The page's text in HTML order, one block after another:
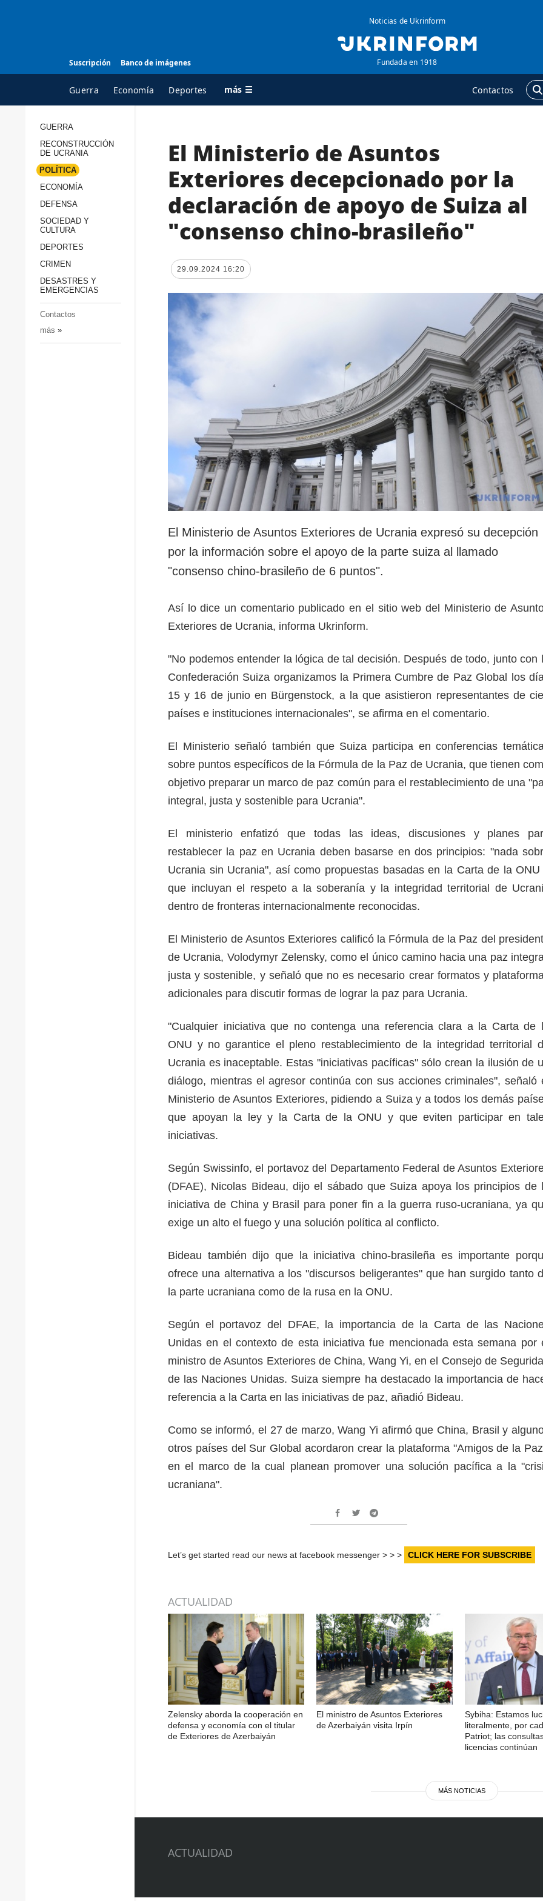
Suscripción Banco de imágenes
Noticias de Ukrinform
Fundada en 1918
Guerra Economía Deportes más ☰ Contactos
TODAS LAS
Reconstrucción de
Sociedad y Cultura
Desastres y emergencias
AGENCIA
sobre la agencia
contacto
condiciones de
suscripción
servicios
ADICIONAL
Publicaciones
Entrevistas
Fotos
GUERRA
RECONSTRUCCIÓN
DE UCRANIA
POLÍTICA
ECONOMÍA
DEFENSA
SOCIEDAD Y
CULTURA
DEPORTES
CRIMEN
DESASTRES Y
EMERGENCIAS
Contactos
más »
El Ministerio de Asuntos
Exteriores decepcionado por la
declaración de apoyo de Suiza al
"consenso chino-brasileño"
29.09.2024 16:20
El Ministerio de Asuntos Exteriores de Ucrania expresó su decepción
por la información sobre el apoyo de la parte suiza al llamado
"consenso chino-brasileño de 6 puntos".
Así lo dice un comentario publicado en el sitio web del Ministerio de
Exteriores de Ucrania, informa Ukrinform.
"No podemos entender la lógica de tal decisión. Después de todo, junto con
Confederación Suiza organizamos la Primera Cumbre de Paz Global los
15 y 16 de junio en Bürgenstock, a la que asistieron representantes de
países e instituciones internacionales", se afirma en el comentario.
El Ministerio señaló también que Suiza participa en conferencias
sobre puntos específicos de la Fórmula de la Paz de Ucrania, que tienen
objetivo preparar un marco de paz común para el restablecimiento de una
integral, justa y sostenible para Ucrania".
El ministerio enfatizó que todas las ideas, discusiones y planes
restablecer la paz en Ucrania deben basarse en dos principios: "nada
Ucrania sin Ucrania", así como propuestas basadas en la Carta de la ONU
que incluyan el respeto a la soberanía y la integridad territorial de
dentro de fronteras internacionalmente reconocidas.
El Ministerio de Asuntos Exteriores calificó la Fórmula de la Paz del
de Ucrania, Volodymyr Zelensky, como el único camino hacia una paz
justa y sostenible, y señaló que no es necesario crear formatos y
adicionales para discutir formas de lograr la paz para Ucrania.
"Cualquier iniciativa que no contenga una referencia clara a la Carta de
ONU y no garantice el pleno restablecimiento de la integridad territorial
Ucrania es inaceptable. Estas "iniciativas pacíficas" sólo crean la ilusión de
diálogo, mientras el agresor continúa con sus acciones criminales", señaló
Ministerio de Asuntos Exteriores, pidiendo a Suiza y a todos los demás
que apoyan la ley y la Carta de la ONU y que eviten participar en
iniciativas.
Según Swissinfo, el portavoz del Departamento Federal de Asuntos
(DFAE), Nicolas Bideau, dijo el sábado que Suiza apoya los principios de
iniciativa de China y Brasil para poner fin a la guerra ruso-ucraniana, ya
exige un alto el fuego y una solución política al conflicto.
Bideau también dijo que la iniciativa chino-brasileña es importante
ofrece una alternativa a los "discursos beligerantes" que han surgido tanto
la parte ucraniana como de la rusa en la ONU.
Según el portavoz del DFAE, la importancia de la Carta de las
Unidas en el contexto de esta iniciativa fue mencionada esta semana por
ministro de Asuntos Exteriores de China, Wang Yi, en el Consejo de
de las Naciones Unidas. Suiza siempre ha destacado la importancia de
referencia a la Carta en las iniciativas de paz, añadió Bideau.
Como se informó, el 27 de marzo, Wang Yi afirmó que China, Brasil y
otros países del Sur Global acordaron crear la plataforma "Amigos de la
en el marco de la cual planean promover una solución pacífica a la
ucraniana".
Let’s get started read our news at facebook messenger > > > CLICK HERE FOR SUBSCRIBE
ACTUALIDAD
Zelensky aborda la cooperación en
defensa y economía con el titular
de Exteriores de Azerbaiyán
El ministro de Asuntos Exteriores
de Azerbaiyán visita Irpín
Sybiha: Estamos
literalmente, por
Patriot; las
licencias continúan
MÁS NOTICIAS
ACTUALIDAD